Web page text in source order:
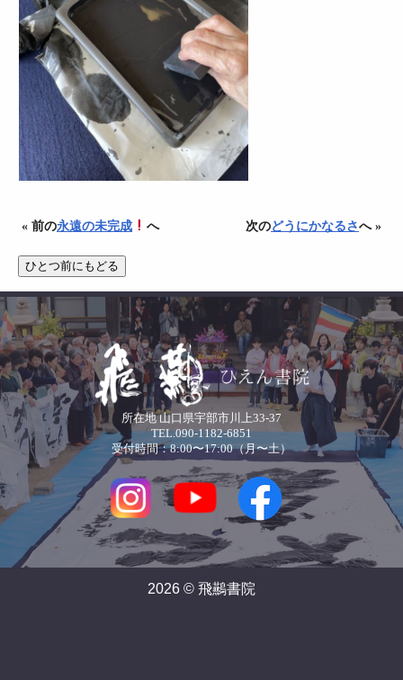
« 前の永遠の未完成 へ 次のどうにかなるさへ »
所在地 山口県宇部市川上33-37
TEL.090-1182-6851
受付時間：8:00〜17:00（月〜土）
2026 © 飛䴏書院